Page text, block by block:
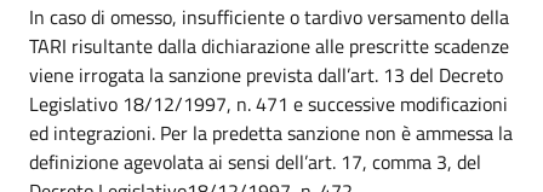
In caso di omesso, insufficiente o tardivo versamento della
TARI risultante dalla dichiarazione alle prescritte scadenze
viene irrogata la sanzione prevista dall’art. 13 del Decreto
Legislativo 18/12/1997, n. 471 e successive modificazioni
ed integrazioni. Per la predetta sanzione non è ammessa la
definizione agevolata ai sensi dell’art. 17, comma 3, del